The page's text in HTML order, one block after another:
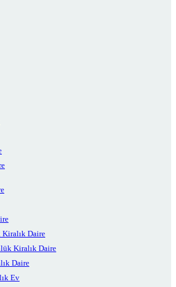
Kiralık Daire
Kiralık Daire
Daire
Ev